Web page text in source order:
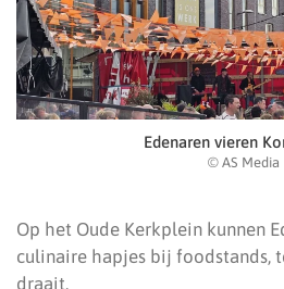
Edenaren vieren
© AS Media
Op het Oude Kerkplein kunnen
culinaire hapjes bij foodstands,
draait.